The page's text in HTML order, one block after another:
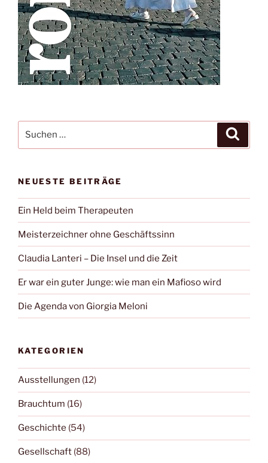
nach:
NEUESTE BEITRÄGE
Ein Held beim Therapeuten
Meisterzeichner ohne Geschäftssinn
Claudia Lanteri – Die Insel und die Zeit
Er war ein guter Junge: wie man ein Mafioso wird
Die Agenda von Giorgia Meloni
KATEGORIEN
Ausstellungen (12)
Brauchtum (16)
Geschichte (54)
Gesellschaft (88)